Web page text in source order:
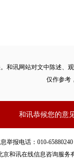
和讯网站对文中陈述
仅作参考
和讯恭候您的意
报电话：010-
京和讯在线信息咨询服